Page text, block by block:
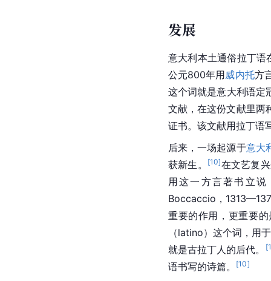
发展
意大利本土通俗拉丁语
公元800年用威内托方
这个词就是意大利语定
文献，在这份文献里两
证书。该文献用拉丁语
后来，一场起源于意大
获新生。
[10]在文艺复兴
用这一方言著书立说
Boccaccio，
重要的作用，更重要
（latino）这个词，用
就是古拉丁人的后代。
[1
语书写的诗篇。 [10]